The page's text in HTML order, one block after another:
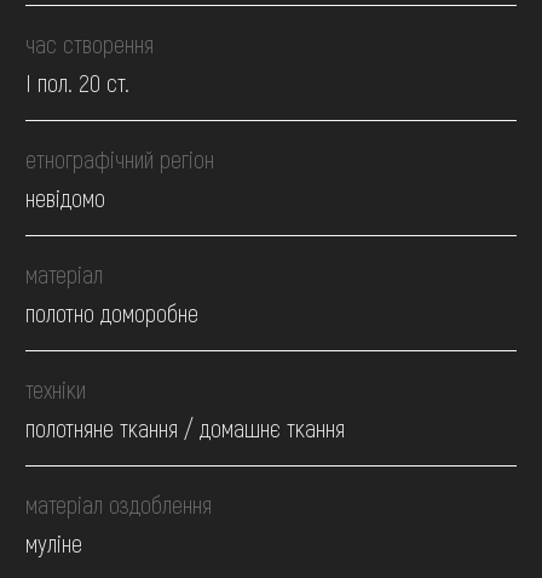
час створення
І пол. 20 ст.
етнографічний регіон
невідомо
матеріал
полотно доморобне
техніки
полотняне ткання / домашнє ткання
матеріал оздоблення
муліне